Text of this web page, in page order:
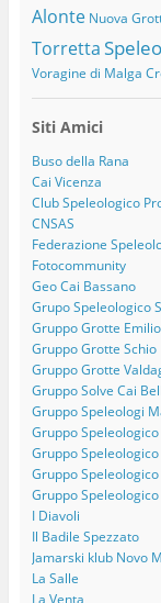
Alonte Nuova
Torretta
Voragine di Malga
Siti Amici
Buso della Rana
Cai Vicenza
Club Speleologico
CNSAS
Federazione
Fotocommunity
Geo Cai Bassano
Grupo Speleologico
Gruppo Grotte
Gruppo Grotte Schio
Gruppo Grotte
Gruppo Solve Cai
Gruppo Speleologi
Gruppo
Gruppo Speleologico
Gruppo
Gruppo
I Diavoli
Il Badile Spezzato
Jamarski klub Novo
La Salle